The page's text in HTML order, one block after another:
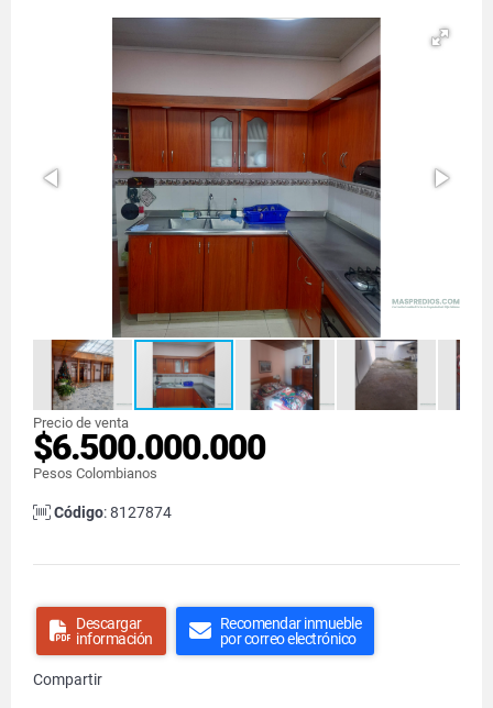
Precio de venta
$6.500.000.000
Pesos Colombianos
Código: 8127874
Descargar
información
Recomendar inmueble
por correo electrónico
Compartir